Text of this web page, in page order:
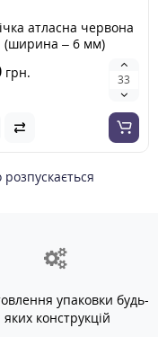
атласна червона
(ширина – 6 мм)
грн.
упаковки будь-
яких конструкцій